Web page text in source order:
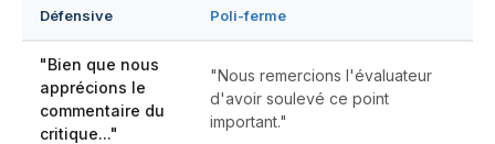
Défensive Poli-ferme
"Bien que nous
apprécions le
commentaire du
critique..."
"Nous remercions l'évaluateur
d'avoir soulevé ce point
important."